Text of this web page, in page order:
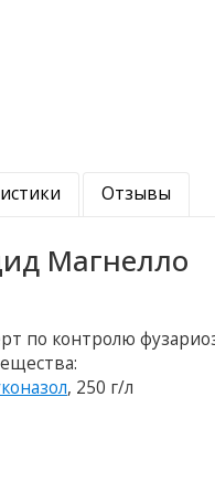
Отзывы
Магнелло
по контролю
, 250 г/л